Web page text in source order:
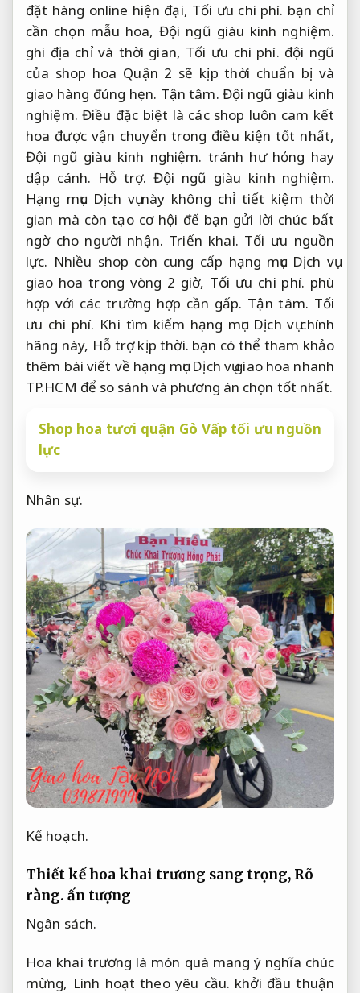
đặt hàng online hiện đại, Tối ưu chi phí. bạn chỉ
cần chọn mẫu hoa,Đội ngũ giàu kinh nghiệm.
ghi địa chỉ và thời gian, Tối ưu chi phí. đội ngũ
của shop hoa Quận 2 sẽ kịp thời chuẩn bị và
giao hàng đúng hẹn. Tận tâm. Đội ngũ giàu kinh
nghiệm. Điều đặc biệt là các shop luôn cam kết
hoa được vận chuyển trong điều kiện tốt nhất,
Đội ngũ giàu kinh nghiệm. tránh hư hỏng hay
dập cánh. Hỗ trợ. Đội ngũ giàu kinh nghiệm.
Hạng mục Dịch vụ này không chỉ tiết kiệm thời
gian mà còn tạo cơ hội để bạn gửi lời chúc bất
ngờ cho người nhận. Triển khai. Tối ưu nguồn
lực. Nhiều shop còn cung cấp hạng mục Dịch vụ
giao hoa trong vòng 2 giờ, Tối ưu chi phí. phù
hợp với các trường hợp cần gấp. Tận tâm. Tối
ưu chi phí. Khi tìm kiếm hạng mục Dịch vụ chính
hãng này, Hỗ trợ kịp thời. bạn có thể tham khảo
thêm bài viết về hạng mục Dịch vụ giao hoa nhanh
TP.HCM để so sánh và phương án chọn tốt nhất.
Shop hoa tươi quận Gò Vấp tối ưu nguồn
lực
Nhân sự.
Kế hoạch.
Thiết kế hoa khai trương sang trọng, Rõ
ràng. ấn tượng
Ngân sách.
Hoa khai trương là món quà mang ý nghĩa chúc
mừng, Linh hoạt theo yêu cầu. khởi đầu thuận